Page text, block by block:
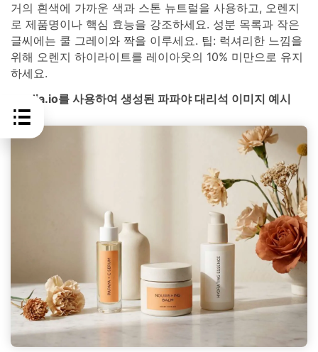
거의 흰색에 가까운 색과 스톤 뉴트럴을 사용하고, 오렌지
로 제품명이나 핵심 효능을 강조하세요. 성분 목록과 작은
글씨에는 쿨 그레이와 짝을 이루세요. 팁: 럭셔리한 느낌을
위해 오렌지 하이라이트를 레이아웃의 10% 미만으로 유지
하세요.
media.io를 사용하여 생성된 파파야 대리석 이미지 예시